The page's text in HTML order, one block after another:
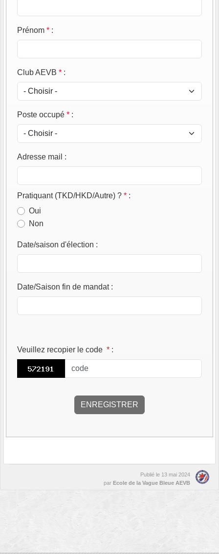
Prénom * :
Club AEVB * :
Poste occupé * :
Adresse mail :
Pratiquant (TKD/HKD/Autre) ? * :
Oui
Non
Date/saison d'élection :
Date/Saison fin de mandat:
Veuillez recopier le code * :
Publié le 13 mai 2024
par Ecole de la Vague Bleue AEVB